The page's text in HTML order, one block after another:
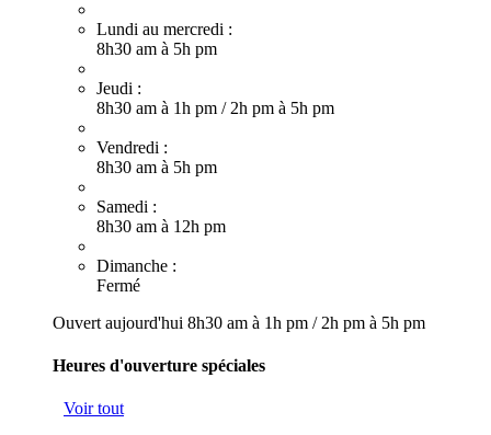
Lundi au mercredi :
8h30 am à 5h pm
Jeudi :
8h30 am à 1h pm / 2h pm à 5h pm
Vendredi :
8h30 am à 5h pm
Samedi :
8h30 am à 12h pm
Dimanche :
Fermé
Ouvert aujourd'hui 8h30 am à 1h pm / 2h pm à 5h pm
Heures d'ouverture spéciales
Voir tout